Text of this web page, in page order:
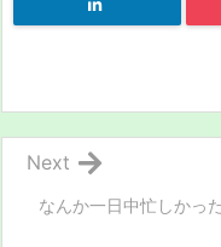
なんか一日中忙しかっ
Next